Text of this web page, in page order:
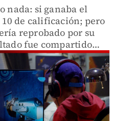
nada: si ganaba el
de calificación; pero
reprobado por su
fue compartido
TikTok.